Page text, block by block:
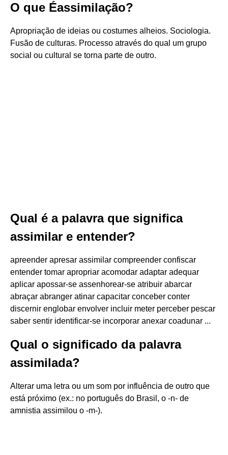
O que Éassimilação?
Apropriação de ideias ou costumes alheios. Sociologia.
Fusão de culturas. Processo através do qual um grupo
social ou cultural se torna parte de outro.
Qual é a palavra que significa
assimilar e entender?
apreender apresar assimilar compreender confiscar
entender tomar apropriar acomodar adaptar adequar
aplicar apossar-se assenhorear-se atribuir abarcar
abraçar abranger atinar capacitar conceber conter
discernir englobar envolver incluir meter perceber pescar
saber sentir identificar-se incorporar anexar coadunar ...
Qual o significado da palavra
assimilada?
Alterar uma letra ou um som por influência de outro que
está próximo (ex.: no português do Brasil, o -n- de
amnistia assimilou o -m-).